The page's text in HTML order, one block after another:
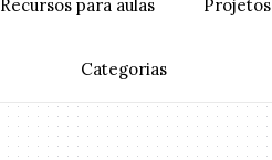
Recursos para aulas Projetos
Categorias